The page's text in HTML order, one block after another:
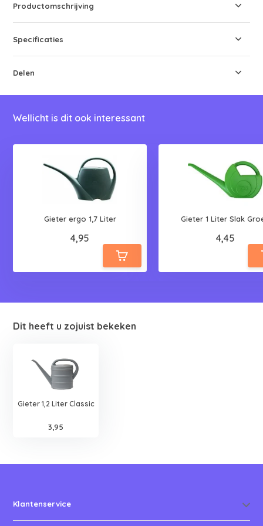
Productomschrijving
Specificaties
Delen
Wellicht is dit ook interessant
Gieter ergo 1,7 Liter
4,95
Gieter 1 Liter Slak
4,45
Dit heeft u zojuist bekeken
Gieter 1,2 Liter Classic
3,95
Klantenservice